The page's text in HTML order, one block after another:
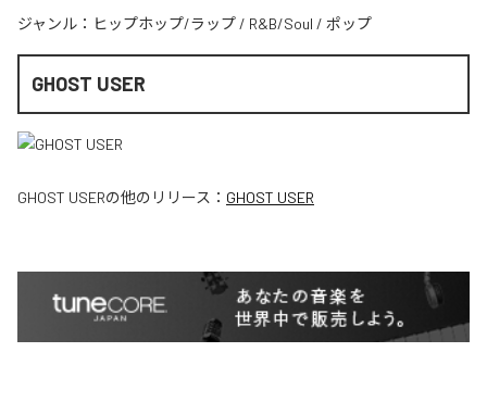
ジャンル： ヒップホップ/ラップ / R&B/Soul / ポップ
GHOST USER
GHOST USERの他のリリース： GHOST USER